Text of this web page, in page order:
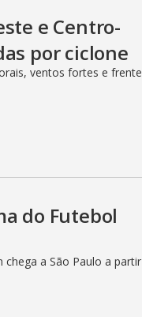
e Centro-
por ciclone
ventos fortes e frente
do Futebol
chega a São Paulo a partir